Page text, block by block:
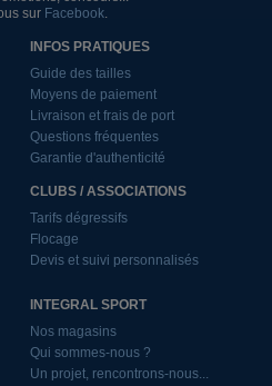
sur Facebook.
INFOS PRATIQUES
Guide des tailles
Moyens de paiement
Livraison et frais de port
Questions fréquentes
Garantie d'authenticité
CLUBS / ASSOCIATIONS
Tarifs dégressifs
Flocage
Devis et suivi personnalisés
INTEGRAL SPORT
Nos magasins
Qui sommes-nous ?
Un projet, rencontrons-nous...